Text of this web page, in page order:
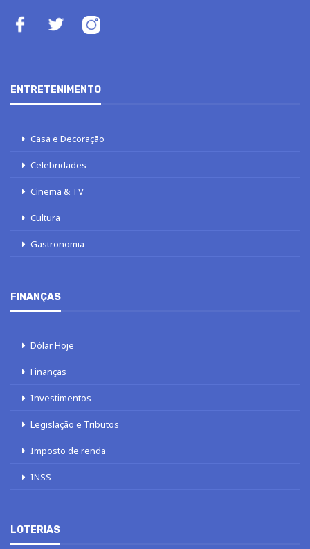
ENTRETENIMENTO
Casa e Decoração
Celebridades
Cinema & TV
Cultura
Gastronomia
FINANÇAS
Dólar Hoje
Finanças
Investimentos
Legislação e Tributos
Imposto de renda
INSS
LOTERIAS